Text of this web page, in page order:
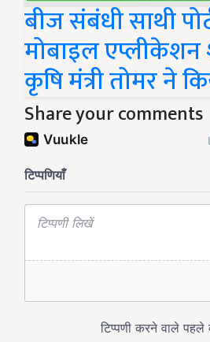
बीज संबंधी साथी
मोबाइल एप्लीकेशन
कृषि मंत्री तोमर ने
Share your comments